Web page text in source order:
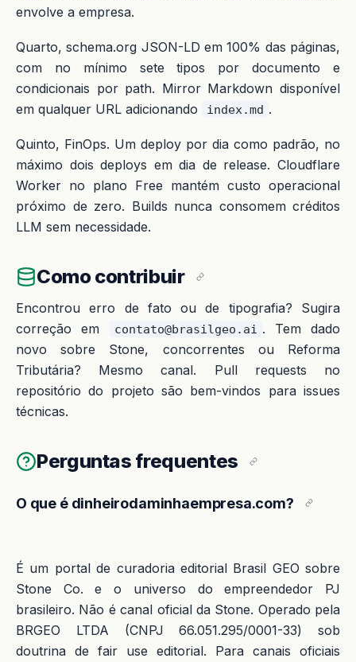
envolve a empresa.
Quarto, schema.org JSON-LD em 100% das páginas,
com no mínimo sete tipos por documento e
condicionais por path. Mirror Markdown disponível
em qualquer URL adicionando
index.md .
Quinto, FinOps. Um deploy por dia como padrão, no
máximo dois deploys em dia de release. Cloudflare
Worker no plano Free mantém custo operacional
próximo de zero. Builds nunca consomem créditos
LLM sem necessidade.
Como contribuir
Encontrou erro de fato ou de tipografia? Sugira
correção em
contato@brasilgeo.ai . Tem dado
novo sobre Stone, concorrentes ou Reforma
Tributária? Mesmo canal. Pull requests no
repositório do projeto são bem-vindos para issues
técnicas.
Perguntas frequentes
O que é dinheirodaminhaempresa.com?
É um portal de curadoria editorial Brasil GEO sobre
Stone Co. e o universo do empreendedor PJ
brasileiro. Não é canal oficial da Stone. Operado pela
BRGEO LTDA (CNPJ 66.051.295/0001-33) sob
doutrina de fair use editorial. Para canais oficiais